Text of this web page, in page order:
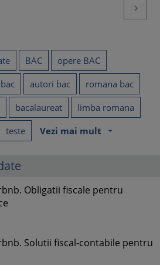

BAC
opere BAC
autori bac
romana bac
bacalaureat
limba romana
teste Vezi mai mult arrow_drop_down
Obligatii fiscale pentru
Solutii fiscal-contabile pentru